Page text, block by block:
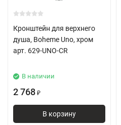
Кронштейн для верхнего
душа, Boheme Uno, хром
арт. 629-UNO-CR
В наличии
2 768 ₽
В корзину